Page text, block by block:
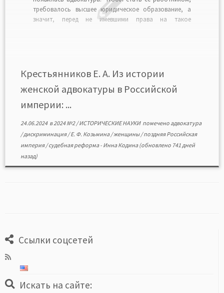
требовалось высшее юридическое образование, а
значит, перед не имевшими права на такое
Крестьянников Е. А. Из истории
женской адвокатуры в Российской
империи: ...
24.06.2024в2024 №2/ИСТОРИЧЕСКИЕ НАУКИ помечено адвокатура
/дискриминация/Е. Ф. Козьмина/женщины/поздняя Российская
империя/судебная реформа- Инна Кодина(обновлено 741 дней
назад)
Ссылки соцсетей
Искать на сайте: